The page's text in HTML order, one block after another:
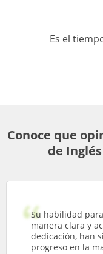
Es el
Conoce que
de
Su habilidad
manera clara y
dedicación, han
progreso en la